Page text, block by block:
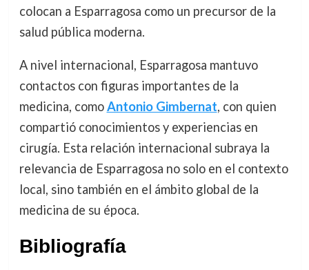
colocan a Esparragosa como un precursor de la
salud pública moderna.
A nivel internacional, Esparragosa mantuvo
contactos con figuras importantes de la
medicina, comoAntonio Gimbernat, con quien
compartió conocimientos y experiencias en
cirugía. Esta relación internacional subraya la
relevancia de Esparragosa no solo en el contexto
local, sino también en el ámbito global de la
medicina de su época.
Bibliografía